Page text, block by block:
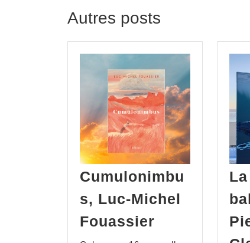
Autres posts
Cumulonimbu
s, Luc-Michel
Fouassier